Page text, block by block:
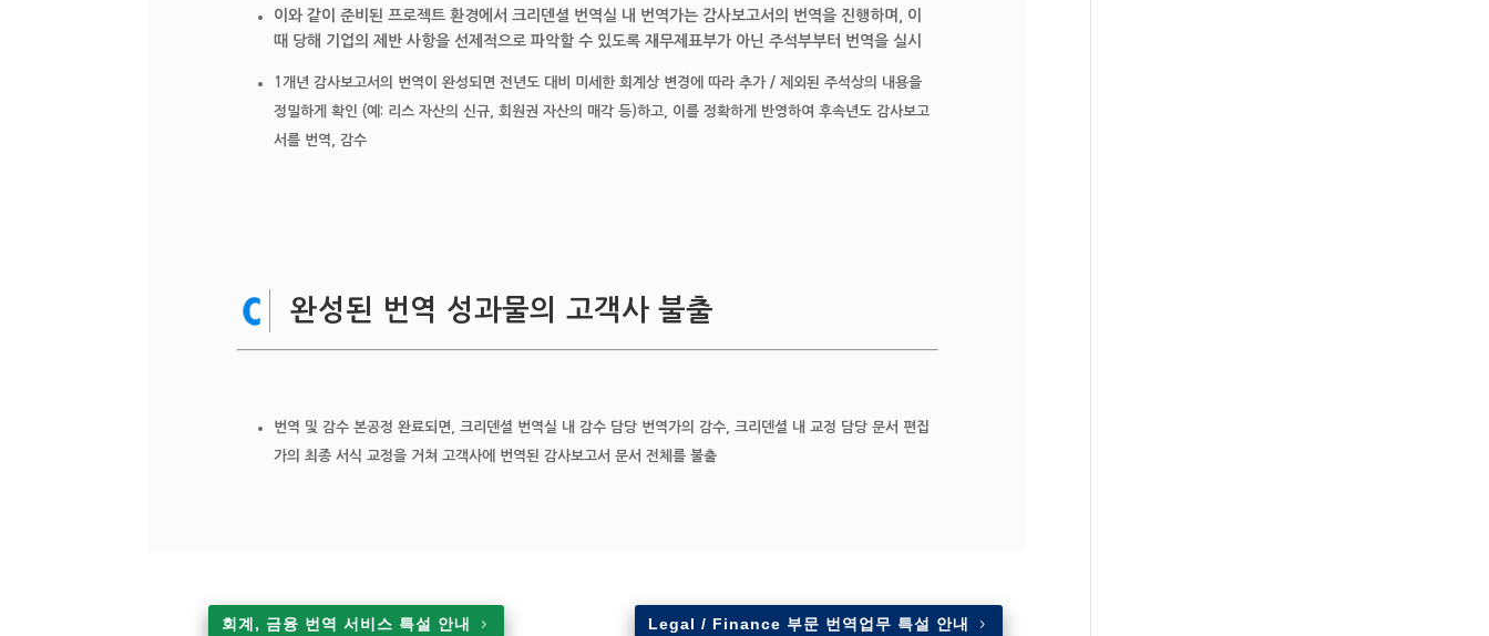
이와 같이 준비된 프로젝트 환경에서 크리덴셜 번역실 내 번역가는 감사보고서의 번역을 진행하며, 이
때 당해 기업의 제반 사항을 선제적으로 파악할 수 있도록 재무제표부가 아닌 주석부부터 번역을 실시
1개년 감사보고서의 번역이 완성되면 전년도 대비 미세한 회계상 변경에 따라 추가 / 제외된 주석상의 내용을
정밀하게 확인 (예: 리스 자산의 신규, 회원권 자산의 매각 등)하고, 이를 정확하게 반영하여 후속년도 감사보고
서를 번역, 감수
완성된 번역 성과물의 고객사 불출
번역 및 감수 본공정 완료되면, 크리덴셜 번역실 내 감수 담당 번역가의 감수, 크리덴셜 내 교정 담당 문서 편집
가의 최종 서식 교정을 거쳐 고객사에 번역된 감사보고서 문서 전체를 불출
회계, 금융 번역 서비스 특설 안내 Legal / Finance 부문 번역업무 특설 안내